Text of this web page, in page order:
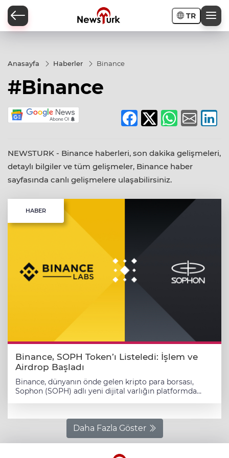
TR
Anasayfa Haberler Binance
#Binance
NEWSTURK - Binance haberleri, son dakika gelişmeleri,
detaylı bilgiler ve tüm gelişmeler, Binance haber
sayfasında canlı gelişmelere ulaşabilirsiniz.
HABER
Binance, SOPH Token’ı Listeledi: İşlem ve
Airdrop Başladı
Binance, dünyanın önde gelen kripto para borsası,
Sophon (SOPH) adlı yeni dijital varlığın platformda
Futures üzerinde işlem görmeye başlayacak. Sophon
inşa edilmiş, eğlence odaklı bir blockchain projesidir.
Tüketiciye yönelik uygulamalar için ölçeklenebilir ve
gizliliğe önem veren bir altyapı sunmayı
Daha Fazla Göster